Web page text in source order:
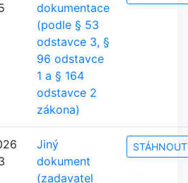
dokumentace
(podle § 53
odstavce 3, §
96 odstavce
1 a § 164
odstavce 2
zákona)
Jiný
dokument
(zadavatel
STÁHNOUT